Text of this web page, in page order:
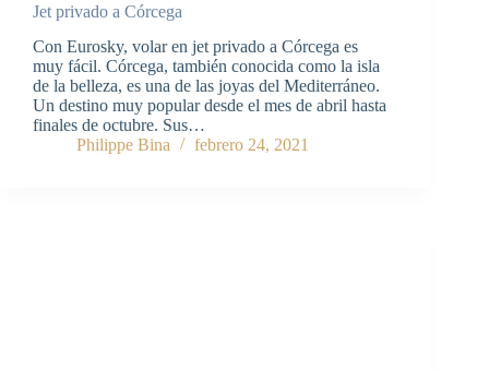
Jet privado a Córcega
Con Eurosky, volar en jet privado a Córcega es
muy fácil. Córcega, también conocida como la isla
de la belleza, es una de las joyas del Mediterráneo.
Un destino muy popular desde el mes de abril hasta
finales de octubre. Sus…
Philippe Bina
febrero 24, 2021